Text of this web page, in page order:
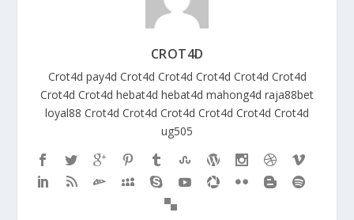
CROT4D
Crot4d pay4d Crot4d Crot4d Crot4d Crot4d Crot4d
Crot4d Crot4d hebat4d hebat4d mahong4d raja88bet
loyal88 Crot4d Crot4d Crot4d Crot4d Crot4d Crot4d
ug505